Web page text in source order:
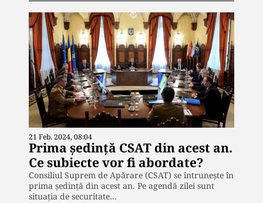
21 Feb. 2024, 08:04
Prima şedinţă CSAT din acest an.
Ce subiecte vor fi abordate?
Consiliul Suprem de Apărare (CSAT) se întruneşte în
prima şedinţă din acest an. Pe agendă zilei sunt
situaţia de securitate…